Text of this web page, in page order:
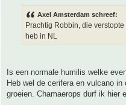
Axel Amsterdam schreef:
Prachtig Robbin, die
heb in NL
Is een normale humilis welke
Heb wel de cerifera en vulcano
groeien. Chamaerops durf ik hier